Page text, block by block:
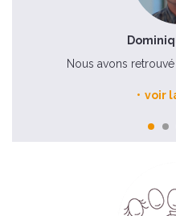
Nous avons
voir